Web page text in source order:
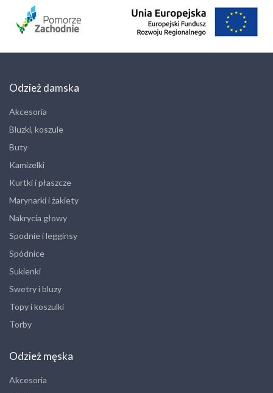
Odzież damska
Akcesoria
Bluzki, koszule
Buty
Kamizelki
Kurtki i płaszcze
Marynarki i żakiety
Nakrycia głowy
Spodnie i legginsy
Spódnice
Sukienki
Swetry i bluzy
Topy i koszulki
Torby
Odzież męska
Akcesoria